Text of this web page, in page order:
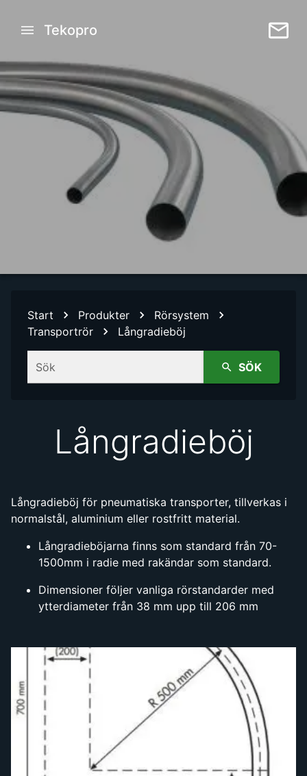
Tekopro
Start Produkter
Rörsystem
Transportrör
Långradieböj
Sök SÖK
Långradieböj
Långradieböj för pneumatiska transporter, tillverkas i
normalstål, aluminium eller rostfritt material.
Långradieböjarna finns som standard från 70-
1500mm i radie med rakändar som standard.
Dimensioner följer vanliga rörstandarder med
ytterdiameter från 38 mm upp till 206 mm